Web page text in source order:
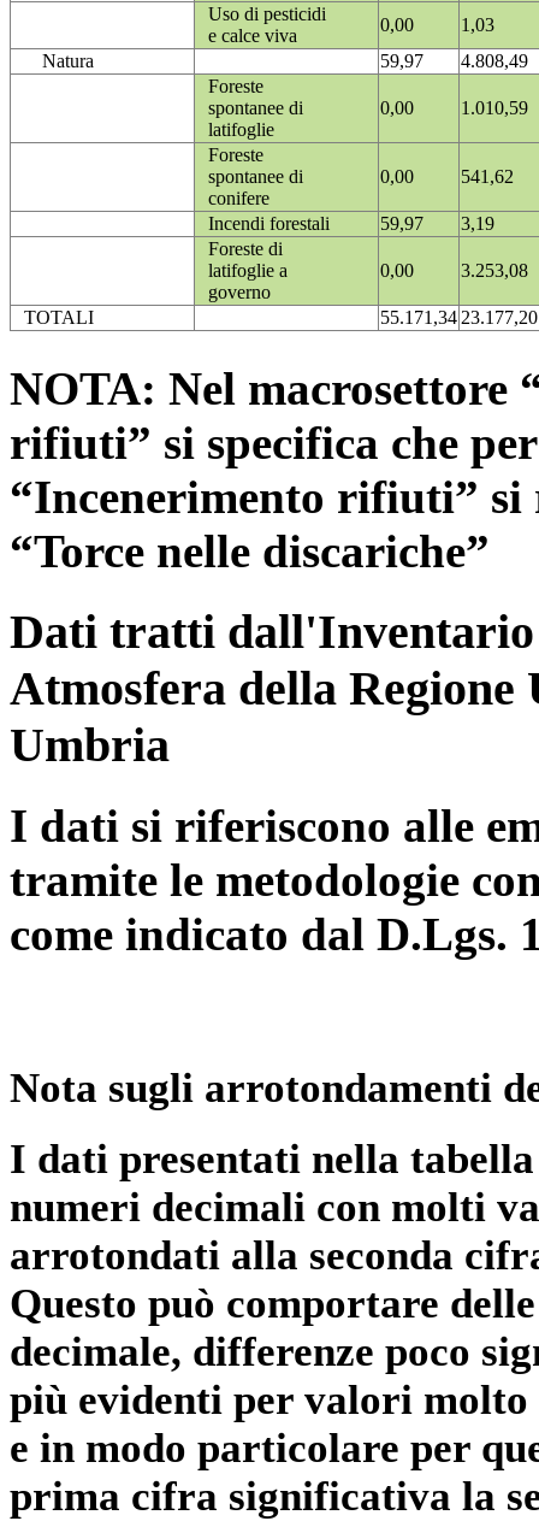
Uso di pesticidi
e calce viva
0,00
1,03
Natura
59,97
4.808,49
Foreste
spontanee di
latifoglie
0,00 1.010,59
Foreste
spontanee di
conifere
0,00 541,62
Incendi forestali 59,97
3,19
Foreste di
latifoglie a
governo
0,00 3.253,08
TOTALI 55.171,3423.177,20
NOTA: Nel macrosettore
rifiuti” si specifica che
“Incenerimento rifiuti”
“Torce nelle discariche”
Dati tratti dall'Inventario
Atmosfera della
Umbria
I dati si riferiscono alle
tramite le metodologie
come indicato dal D.Lgs.
Nota sugli arrotondamenti
I dati presentati nella
numeri decimali con molti
arrotondati alla seconda
Questo può comportare
decimale, differenze poco
più evidenti per valori
e in modo particolare per
prima cifra significativa la